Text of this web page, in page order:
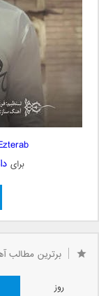
برای
برترین مطالب
روز